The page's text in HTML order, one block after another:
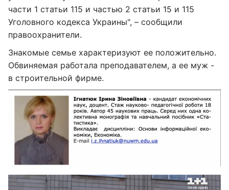
части 1 статьи 115 и частью 2 статьи 15 и 115
Уголовного кодекса Украины", – сообщили
правоохранители.
Знакомые семье характеризуют ее положительно.
Обвиняемая работала преподавателем, а ее муж -
в строительной фирме.